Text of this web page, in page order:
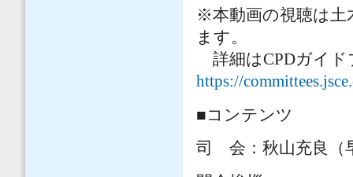
※本動画の視聴は土
ます。
詳細はCPDガイド
https://
■コンテンツ
司 会：秋山充良（